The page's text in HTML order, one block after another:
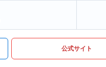
公式サイト